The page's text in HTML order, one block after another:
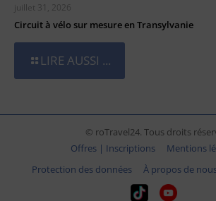
juillet 31, 2026
Circuit à vélo sur mesure en Transylvanie
LIRE AUSSI ...
© roTravel24. Tous droits
Offres | Inscriptions
Mentions
Protection des données
À propos de